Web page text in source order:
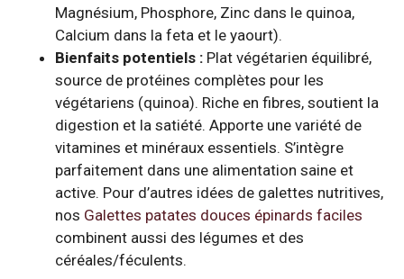
Magnésium, Phosphore, Zinc dans le quinoa,
Calcium dans la feta et le yaourt).
Bienfaits potentiels : Plat végétarien équilibré,
source de protéines complètes pour les
végétariens (quinoa). Riche en fibres, soutient la
digestion et la satiété. Apporte une variété de
vitamines et minéraux essentiels. S’intègre
parfaitement dans une alimentation saine et
active. Pour d’autres idées de galettes nutritives,
nos Galettes patates douces épinards faciles
combinent aussi des légumes et des
céréales/féculents.